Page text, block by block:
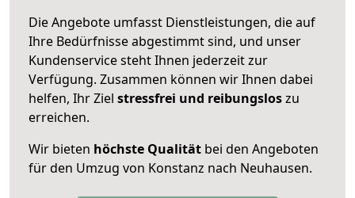
Die Angebote umfasst Dienstleistungen, die auf
Ihre Bedürfnisse abgestimmt sind, und unser
Kundenservice steht Ihnen jederzeit zur
Verfügung. Zusammen können wir Ihnen dabei
helfen, Ihr Ziel stressfrei und reibungsloszu
erreichen.
Wir bieten höchste Qualität bei den Angeboten
für den Umzug von Konstanz nach Neuhausen.